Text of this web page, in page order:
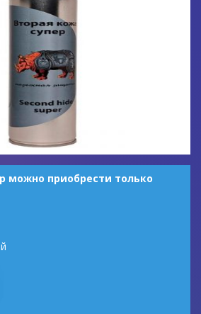
можно приобрести только